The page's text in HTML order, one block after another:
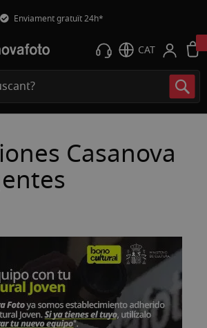
Enviament gratuït 24h*
CAT
Casanova